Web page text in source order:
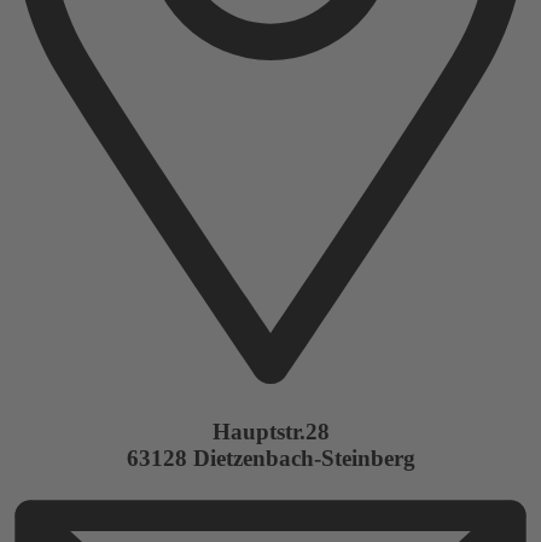
Hauptstr.28
63128 Dietzenbach-Steinberg